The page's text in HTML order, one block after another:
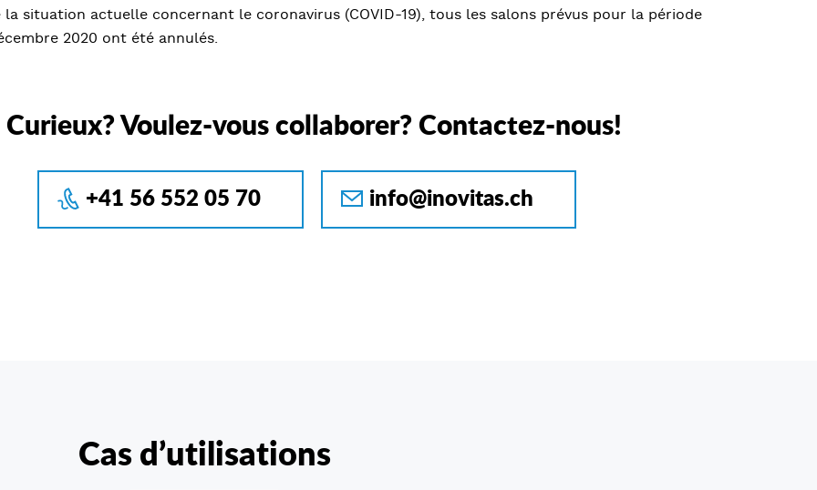
la situation actuelle concernant le coronavirus (COVID-19), tous les salons prévus pour la période
2020 ont été annulés.
Curieux? Voulez-vous collaborer? Contactez-nous!
+41 56 552 05 70 info@inovitas.ch
Cas d’utilisations